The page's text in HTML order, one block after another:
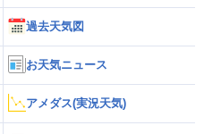
過去天気図
お天気ニュース
アメダス(実況天気)